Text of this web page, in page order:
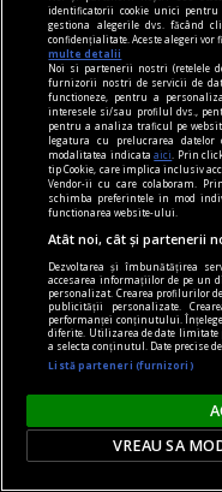
axa dus-întors
Avram Iancu – 200
Și totuși,
oricine mai simte
simtă o înaltă
Sever VOINESCU
identificatorii cookie unici pentru
gestiona alegerile dvs. făcând
confidențialitate. Aceste alegeri
multe detalii
Noi si partenerii nostri (retelele
furnizorii nostri de servicii de
functioneze, pentru a
interesele si/sau profilul dvs.,
pentru a analiza traficul pe
legatura cu prelucrarea
modalitatea indicataaici
. Prin
tip Cookie, care implica inclusiv
Vendor-ii cu care colaboram. Prin
schimba preferintele in mod
functionarea website-ului.
Atât noi, cât și partenerii
Dezvoltarea și îmbunătățirea
accesarea informațiilor de pe un
personalizat. Crearea profilurilor
publicității personalizate.
performanței conținutului.
diferite. Utilizarea de date
a selecta conținutul. Date precise
Listă parteneri (furnizori)
VREAU SA